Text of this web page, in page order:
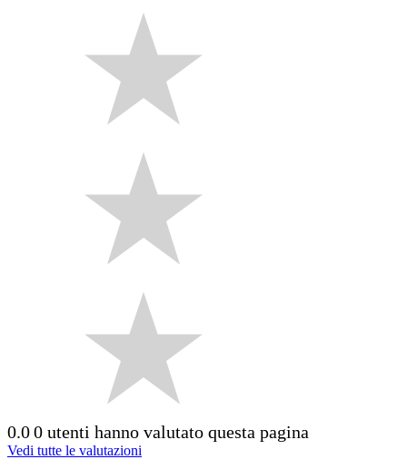
0.00 utenti hanno valutato questa pagina
Vedi tutte le valutazioni